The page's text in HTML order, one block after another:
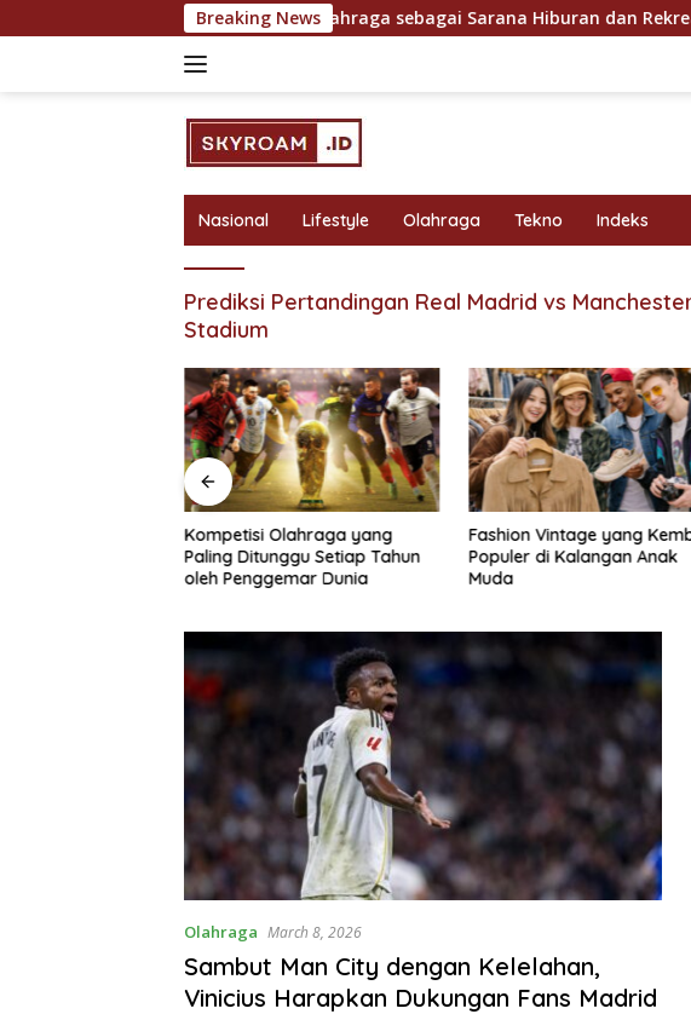
to
Breaking NewsOlahraga sebagai Sarana Hiburan dan Rekreasi
Nasional Lifestyle Olahraga Tekno Indeks
Prediksi Pertandingan Real Madrid vs
Stadium
Kompetisi Olahraga yang
Paling Ditunggu Setiap Tahun
oleh Penggemar Dunia
Fashion Vintage yang
Populer di Kalangan Anak
Muda
Olahraga March 8, 2026
Sambut Man City dengan Kelelahan,
Vinicius Harapkan Dukungan Fans Madrid